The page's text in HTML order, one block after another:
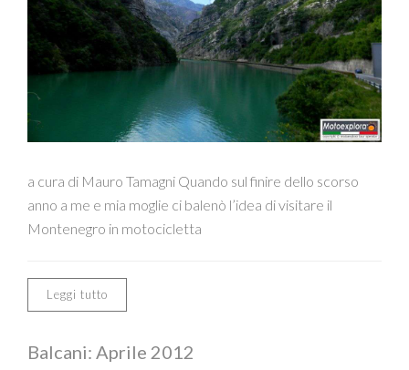
a cura di Mauro Tamagni Quando sul finire dello scorso
anno a me e mia moglie ci balenò l’idea di visitare il
Montenegro in motocicletta
Leggi tutto
Balcani: Aprile 2012